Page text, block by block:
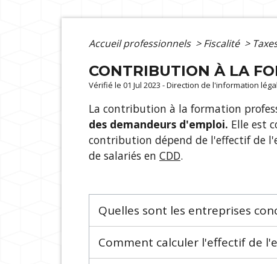
Accueil professionnels > Fiscalité >
CONTRIBUTION À LA
Vérifié le 01 Jul 2023 - Direction de l'information
La contribution à la formation
des demandeurs d'emploi. Elle est
contribution dépend de l'effectif de
de salariés en CDD.
Quelles sont les entreprises
Comment calculer l'effectif de